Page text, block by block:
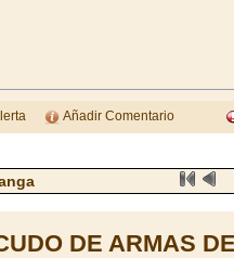
Añadir Comentario
DE ARMAS